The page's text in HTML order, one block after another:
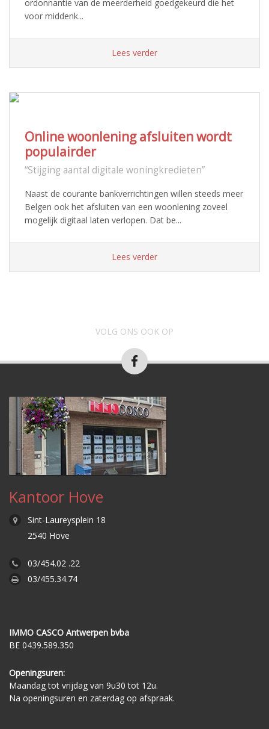
ordonnantie van de meerderheid goedgekeurd die het
voor middenk...
Lees verder
Online woonlening afsluiten wordt
populairder
“Stijging aantal digitale woningkredieten”
Naast de courante bankverrichtingen willen steeds meer
Belgen ook het afsluiten van een woonlening zoveel
mogelijk digitaal laten verlopen. Dat be...
Lees verder
VOLG ONS OOK OP
Kantoor Hove
Sint-Laureysplein 18
2540 Hove
03/454.02 .22
03/455.34.74
IMMO CASCO Antwerpen bvba
BE 0439.589.350
Openingsuren:
Maandag tot vrijdag van 9u30 tot 12u.
Na openingsuren en zaterdag op afspraak.